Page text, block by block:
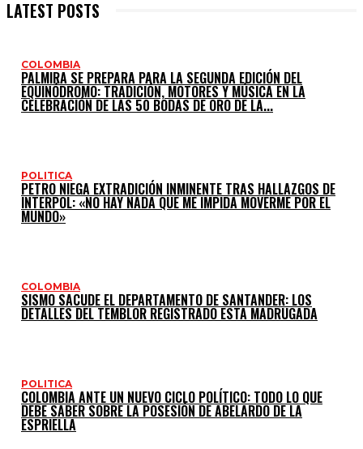
LATEST POSTS
COLOMBIA
PALMIRA SE PREPARA PARA LA SEGUNDA EDICIÓN DEL
EQUINÓDROMO: TRADICIÓN, MOTORES Y MÚSICA EN LA
CELEBRACIÓN DE LAS 50 BODAS DE ORO DE LA...
POLITICA
PETRO NIEGA EXTRADICIÓN INMINENTE TRAS HALLAZGOS DE
INTERPOL: «NO HAY NADA QUE ME IMPIDA MOVERME POR EL
MUNDO»
COLOMBIA
SISMO SACUDE EL DEPARTAMENTO DE SANTANDER: LOS
DETALLES DEL TEMBLOR REGISTRADO ESTA MADRUGADA
POLITICA
COLOMBIA ANTE UN NUEVO CICLO POLÍTICO: TODO LO QUE
DEBE SABER SOBRE LA POSESIÓN DE ABELARDO DE LA
ESPRIELLA